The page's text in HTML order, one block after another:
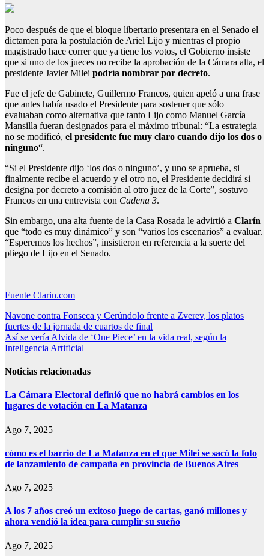
Poco después de que el bloque libertario presentara en el Senado el
dictamen para la postulación de Ariel Lijo y mientras el propio
magistrado hace correr que ya tiene los votos, el Gobierno insiste
que si uno de los jueces no recibe la aprobación de la Cámara alta, el
presidente Javier Milei podría nombrar por decreto.
Fue el jefe de Gabinete, Guillermo Francos, quien apeló a una frase
que antes había usado el Presidente para sostener que sólo
evaluaban como alternativa que tanto Lijo como Manuel García
Mansilla fueran designados para el máximo tribunal: “La estrategia
no se modificó, el presidente fue muy claro cuando dijo los dos o
ninguno“.
“Si el Presidente dijo ‘los dos o ninguno’, y uno se aprueba, si
finalmente recibe el acuerdo y el otro no, el Presidente decidirá si
designa por decreto a comisión al otro juez de la Corte”, sostuvo
Francos en una entrevista con Cadena 3.
Sin embargo, una alta fuente de la Casa Rosada le advirtió a Clarín
que “todo es muy dinámico” y son “varios los escenarios” a evaluar.
“Esperemos los hechos”, insistieron en referencia a la suerte del
pliego de Lijo en el Senado.
Fuente Clarin.com
Navegación
de
entradas
Navone contra Fonseca y Cerúndolo frente a Zverev, los platos
fuertes de la jornada de cuartos de final
Así se vería Alvida de ‘One Piece’ en la vida real, según la
Inteligencia Artificial
Noticias relacionadas
La Cámara Electoral definió que no habrá cambios en los
lugares de votación en La Matanza
Ago 7, 2025
cómo es el barrio de La Matanza en el que Milei se sacó la foto
de lanzamiento de campaña en provincia de Buenos Aires
Ago 7, 2025
A los 7 años creó un exitoso juego de cartas, ganó millones y
ahora vendió la idea para cumplir su sueño
Ago 7, 2025